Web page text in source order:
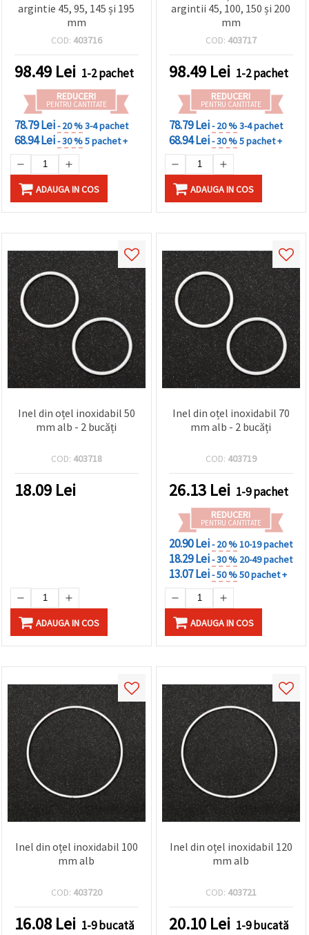
argintie 45, 95, 145 și 195
mm
COD: 403716
98.49 Lei 1-2 pachet
REDUCERI
PENTRU CANTITATE
78.79 Lei- 20 %3-4 pachet
68.94 Lei- 30 %5 pachet +
ADAUGA IN COS
argintii 45, 100, 150 și 200
mm
COD: 403717
98.49 Lei 1-2 pachet
REDUCERI
PENTRU CANTITATE
78.79 Lei- 20 %3-4 pachet
68.94 Lei- 30 %5 pachet +
ADAUGA IN COS
Inel din oțel inoxidabil 50
mm alb - 2 bucăți
COD: 403718
18.09 Lei
ADAUGA IN COS
Inel din oțel inoxidabil 70
mm alb - 2 bucăți
COD: 403719
26.13 Lei 1-9 pachet
REDUCERI
PENTRU CANTITATE
20.90 Lei- 20 %10-19 pachet
18.29 Lei- 30 % 20-49 pachet
13.07 Lei- 50 %50 pachet +
ADAUGA IN COS
Inel din oțel inoxidabil 100
mm alb
COD: 403720
16.08 Lei 1-9 bucată
Inel din oțel inoxidabil 120
mm alb
COD: 403721
20.10 Lei 1-9 bucată